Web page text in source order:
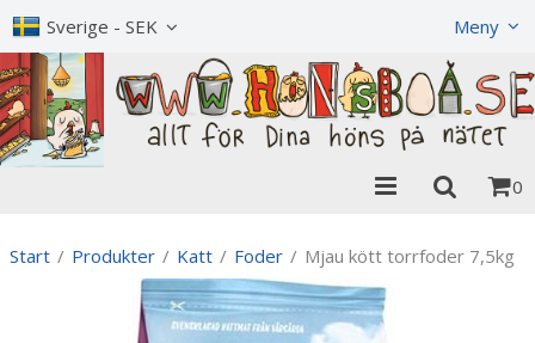
Sverige - SEK Meny
0
Start / Produkter / Katt / Foder / Mjau kött torrfoder 7,5kg